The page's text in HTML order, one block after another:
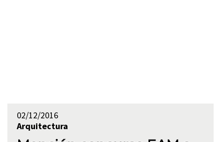
02/12/2016
Arquitectura